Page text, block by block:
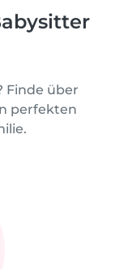
Finde über
perfekten